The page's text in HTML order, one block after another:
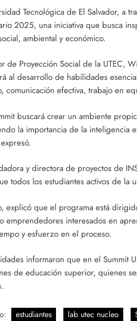
Tecnológica de El Salvador, a
2025, una iniciativa que busca
ambiental y económico.
de Proyección Social de la UTEC,
al desarrollo de habilidades
comunicación efectiva, trabajo en
buscará crear un ambiente
la importancia de la inteligencia
y directora de proyectos de
todos los estudiantes activos de la
explicó que el programa está
emprendedores interesados en
y esfuerzo en el proceso.
informaron que en el Summit
de educación superior, quienes
estudiantes lab utec nucleo